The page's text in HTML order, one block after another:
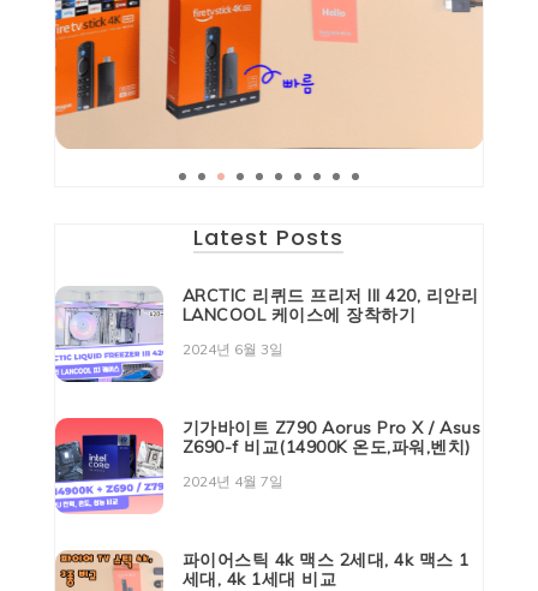
Latest Posts
ARCTIC 리퀴드 프리저 III 420, 리안리
LANCOOL 케이스에 장착하기
2024년 6월 3일
기가바이트 Z790 Aorus Pro X / Asus
Z690-f 비교(14900K 온도,파워,벤치)
2024년 4월 7일
파이어스틱 4k 맥스 2세대, 4k 맥스 1
세대, 4k 1세대 비교